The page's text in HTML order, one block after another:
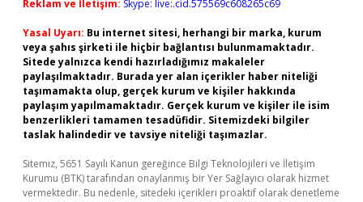
Reklam ve İletişim: Skype: live:.cid.575569c608265c69
Yasal Uyarı: Bu internet sitesi, herhangi bir marka, kurum
veya şahıs şirketi ile hiçbir bağlantısı bulunmamaktadır.
Sitede yalnızca kendi hazırladığımız makaleler
paylaşılmaktadır. Burada yer alan içerikler haber niteliği
taşımamakta olup, gerçek kurum ve kişiler hakkında
paylaşım yapılmamaktadır. Gerçek kurum ve kişiler ile isim
benzerlikleri tamamen tesadüfidir. Sitemizdeki bilgiler
taslak halindedir ve tavsiye niteliği taşımazlar.
Sitemiz, 5651 Sayılı Kanun gereğince Bilgi Teknolojileri ve İletişim
Kurumu (BTK) tarafından onaylanmış bir Yer Sağlayıcı olarak hizmet
vermektedir. Bu nedenle, sitedeki içerikleri proaktif olarak denetleme